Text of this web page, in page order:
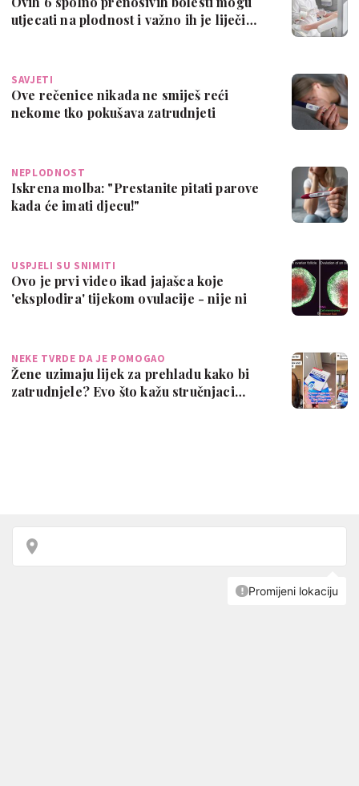
utjecati na plodnost i važno ih je liječi…
SAVJETI
Ove rečenice nikada ne smiješ reći
nekome tko pokušava zatrudnjeti
NEPLODNOST
Iskrena molba: "Prestanite pitati parove
kada će imati djecu!"
USPJELI SU SNIMITI
Ovo je prvi video ikad jajašca koje
'eksplodira' tijekom ovulacije - nije ni
NEKE TVRDE DA JE POMOGAO
Žene uzimaju lijek za prehladu kako bi
zatrudnjele? Evo što kažu stručnjaci…